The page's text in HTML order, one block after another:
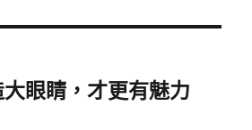
眼睛，才更有魅力